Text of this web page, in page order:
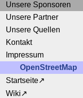
Unsere Sponsoren
Unsere Partner
Unsere Quellen
Kontakt
Impressum
OpenStreetMap
Startseite
Wiki